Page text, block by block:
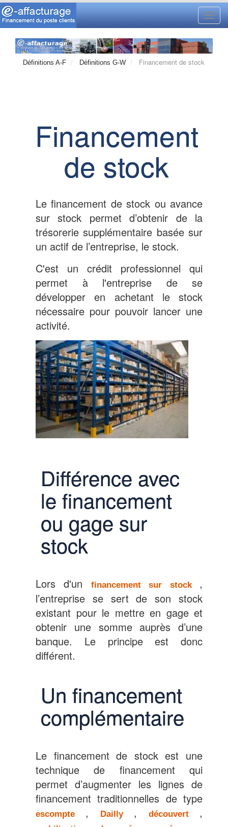
Définitions A-F Définitions G-W Financement de stock
Financement
de stock
Le financement de stock ou avance
sur stock permet d’obtenir de la
trésorerie supplémentaire basée sur
un actif de l’entreprise, le stock.
C'est un crédit professionnel qui
permet à l'entreprise de se
développer en achetant le stock
nécessaire pour pouvoir lancer une
activité.
Différence avec
le financement
ou gage sur
stock
Lors d'un financement sur stock ,
l’entreprise se sert de son stock
existant pour le mettre en gage et
obtenir une somme auprès d’une
banque. Le principe est donc
différent.
Un financement
complémentaire
Le financement de stock est une
technique de financement qui
permet d’augmenter les lignes de
financement traditionnelles de type
escompte , Dailly , découvert ,